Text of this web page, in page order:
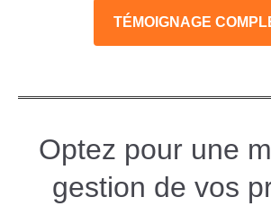
TÉMOIGNAGE
Optez pour une
gestion de vos